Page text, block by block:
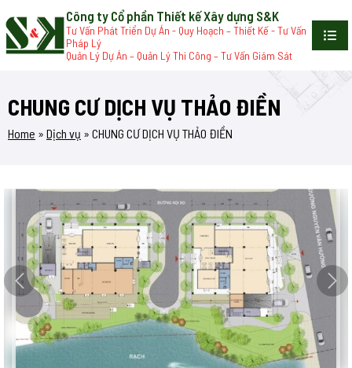
Công ty Cổ phần Thiết kế Xây dựng S&K
Tư Vấn Phát Triển Dự Án - Quy Hoạch – Thiết Kế - Tư Vấn
Pháp Lý
Quản Lý Dự Án – Quản Lý Thi Công – Tư Vấn Giám Sát
CHUNG CƯ DỊCH VỤ THẢO ĐIỀN
Home » Dịch vụ » CHUNG CƯ DỊCH VỤ THẢO ĐIỀN